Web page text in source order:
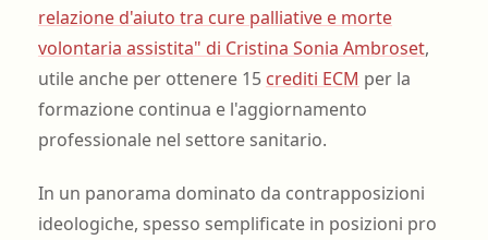
relazione d'aiuto tra cure palliative e morte
volontaria assistita" di Cristina Sonia Ambroset,
utile anche per ottenere 15 crediti ECM per la
formazione continua e l'aggiornamento
professionale nel settore sanitario.
In un panorama dominato da contrapposizioni
ideologiche, spesso semplificate in posizioni pro